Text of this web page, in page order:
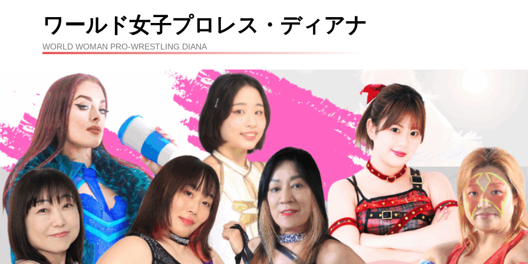
ワールド女子プロレス・ディアナ
WORLD WOMAN PRO-WRESTLING.DIANA